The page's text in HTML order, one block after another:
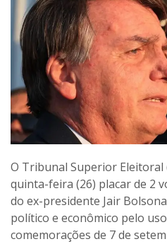
O Tribunal Superior Eleitoral
quinta-feira (26) placar de 2
do ex-presidente Jair
político e econômico pelo
comemorações de 7 de